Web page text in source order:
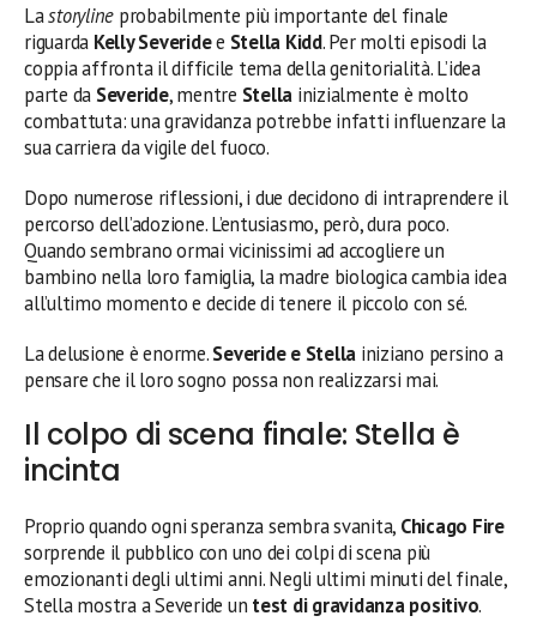
Lastoryline probabilmente più importante del finale
riguarda Kelly Severidee Stella Kidd. Per molti episodi la
coppia affronta il difficile tema della genitorialità. L’idea
parte da Severide, mentre Stella inizialmente è molto
combattuta: una gravidanza potrebbe infatti influenzare la
sua carriera da vigile del fuoco.
Dopo numerose riflessioni, i due decidono di intraprendere il
percorso dell’adozione. L’entusiasmo, però, dura poco.
Quando sembrano ormai vicinissimi ad accogliere un
bambino nella loro famiglia, la madre biologica cambia idea
all’ultimo momento e decide di tenere il piccolo con sé.
La delusione è enorme.Severide e Stella iniziano persino a
pensare che il loro sogno possa non realizzarsi mai.
Il colpo di scena finale: Stella è
incinta
Proprio quando ogni speranza sembra svanita, Chicago Fire
sorprende il pubblico con uno dei colpi di scena più
emozionanti degli ultimi anni. Negli ultimi minuti del finale,
Stella mostra a Severide un test di gravidanza positivo.